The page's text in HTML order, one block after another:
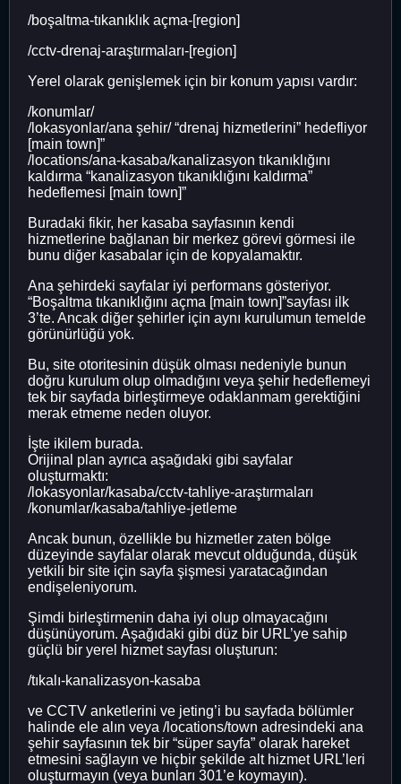
/boşaltma-tıkanıklık açma-[region]
/cctv-drenaj-araştırmaları-[region]
Yerel olarak genişlemek için bir konum yapısı vardır:
/konumlar/
/lokasyonlar/ana şehir/ “drenaj hizmetlerini” hedefliyor
[main town]”
/locations/ana-kasaba/kanalizasyon tıkanıklığını
kaldırma “kanalizasyon tıkanıklığını kaldırma”
hedeflemesi [main town]”
Buradaki fikir, her kasaba sayfasının kendi
hizmetlerine bağlanan bir merkez görevi görmesi ile
bunu diğer kasabalar için de kopyalamaktır.
Ana şehirdeki sayfalar iyi performans gösteriyor.
“Boşaltma tıkanıklığını açma [main town]”sayfası ilk
3’te. Ancak diğer şehirler için aynı kurulumun temelde
görünürlüğü yok.
Bu, site otoritesinin düşük olması nedeniyle bunun
doğru kurulum olup olmadığını veya şehir hedeflemeyi
tek bir sayfada birleştirmeye odaklanmam gerektiğini
merak etmeme neden oluyor.
İşte ikilem burada.
Orijinal plan ayrıca aşağıdaki gibi sayfalar
oluşturmaktı:
/lokasyonlar/kasaba/cctv-tahliye-araştırmaları
/konumlar/kasaba/tahliye-jetleme
Ancak bunun, özellikle bu hizmetler zaten bölge
düzeyinde sayfalar olarak mevcut olduğunda, düşük
yetkili bir site için sayfa şişmesi yaratacağından
endişeleniyorum.
Şimdi birleştirmenin daha iyi olup olmayacağını
düşünüyorum. Aşağıdaki gibi düz bir URL’ye sahip
güçlü bir yerel hizmet sayfası oluşturun:
/tıkalı-kanalizasyon-kasaba
ve CCTV anketlerini ve jeting’i bu sayfada bölümler
halinde ele alın veya /locations/town adresindeki ana
şehir sayfasının tek bir “süper sayfa” olarak hareket
etmesini sağlayın ve hiçbir şekilde alt hizmet URL’leri
oluşturmayın (veya bunları 301’e koymayın).